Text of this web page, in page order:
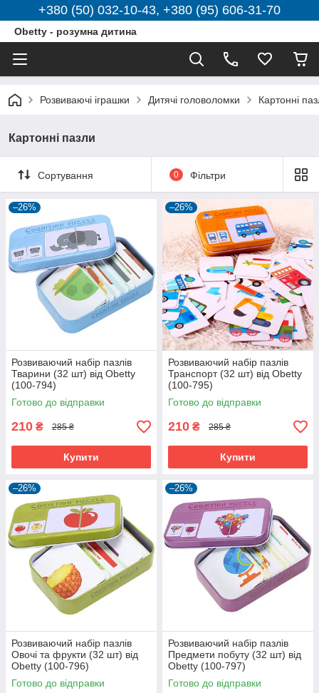
+380 (50) 032-10-43, +380 (95) 606-31-70
Obetty - розумна дитина
Розвиваючі іграшки Дитячі головоломки Картонні
Картонні пазли
Сортування 0 Фільтри
–26%
Розвиваючий набір пазлів
Тварини (32 шт) від Obetty
(100-794)
Готово до відправки
210 ₴ 285 ₴
Купити
–26%
Розвиваючий набір пазлів
Транспорт (32 шт) від Obetty
(100-795)
Готово до відправки
210 ₴ 285 ₴
Купити
–26%
Розвиваючий набір пазлів
Овочі та фрукти (32 шт) від
Obetty (100-796)
Готово до відправки
–26%
Розвиваючий набір пазлів
Предмети побуту (32 шт) від
Obetty (100-797)
Готово до відправки